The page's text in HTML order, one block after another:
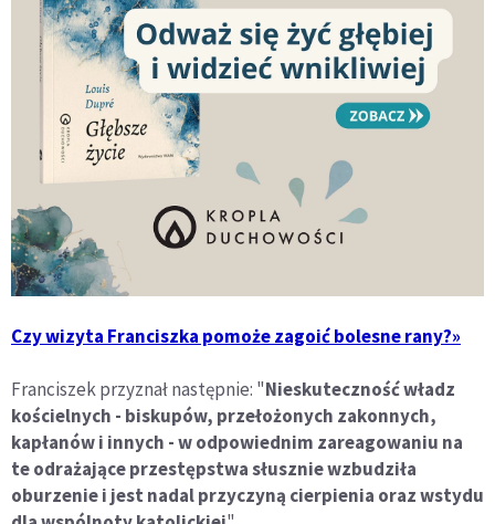
Czy wizyta Franciszka pomoże zagoić bolesne rany?»
Franciszek przyznał następnie: "Nieskuteczność władz
kościelnych - biskupów, przełożonych zakonnych,
kapłanów i innych - w odpowiednim zareagowaniu na
te odrażające przestępstwa słusznie wzbudziła
oburzenie i jest nadal przyczyną cierpienia oraz wstydu